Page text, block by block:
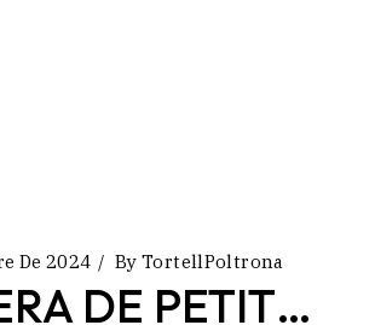
De 2024 By TortellPoltrona
DE PETIT…